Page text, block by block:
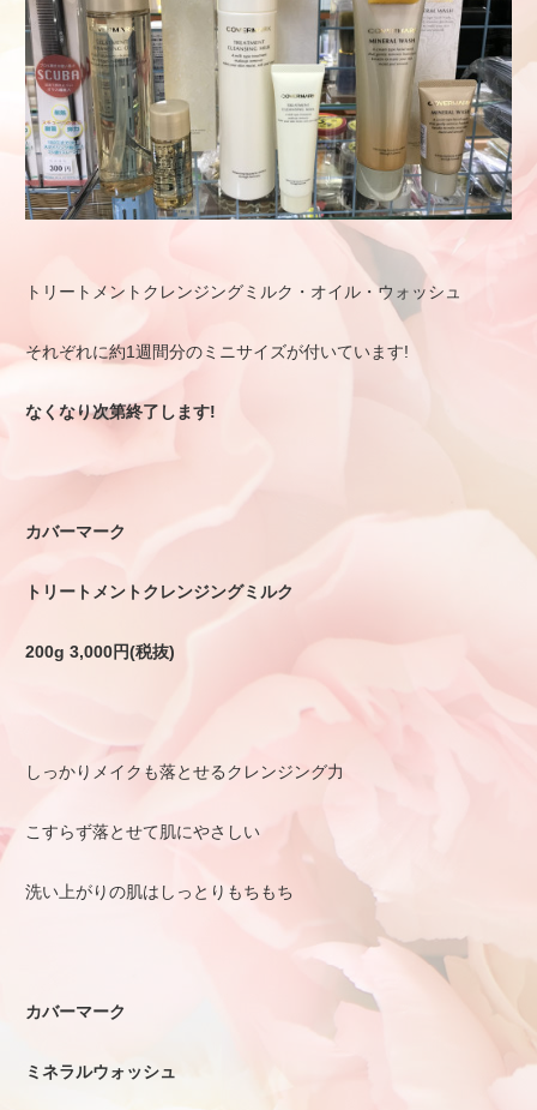
​トリートメントクレンジングミルク・オイル・ウォッシュ
それぞれに約1週間分のミニサイズが付いています!
なくなり次第終了します!
カバーマーク
トリートメントクレンジングミルク
200g 3,000円(税抜)
しっかりメイクも落とせるクレンジング力
こすらず落とせて肌にやさしい
洗い上がりの肌はしっとりもちもち
カバーマーク
ミネラルウォッシュ